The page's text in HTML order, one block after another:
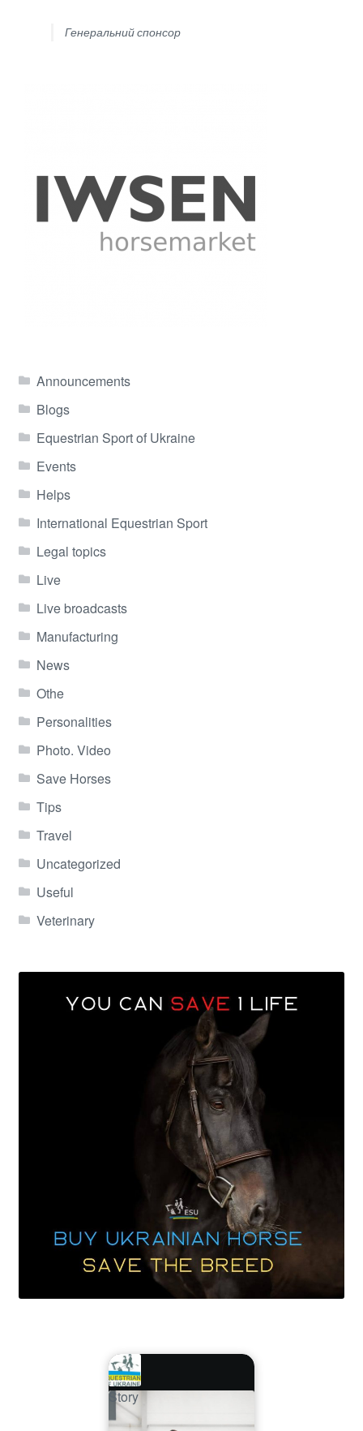
Генеральний спонсор
Announcements
Blogs
Equestrian Sport of Ukraine
Events
Helps
International Equestrian Sport
Legal topics
Live
Live broadcasts
Manufacturing
News
Othe
Personalities
Photo. Video
Save Horses
Tips
Travel
Uncategorized
Useful
Veterinary
Story